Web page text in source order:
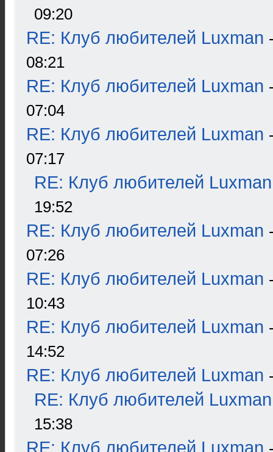
09:20
RE: Клуб любителей Luxman
08:21
RE: Клуб любителей Luxman
07:04
RE: Клуб любителей Luxman
07:17
RE: Клуб любителей Luxman
19:52
RE: Клуб любителей Luxman
07:26
RE: Клуб любителей Luxman
10:43
RE: Клуб любителей Luxman
14:52
RE: Клуб любителей Luxman
RE: Клуб любителей Luxman
15:38
RE: Клуб любителей Luxman